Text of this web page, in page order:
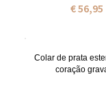
€ 56,95
Colar de prata
coração